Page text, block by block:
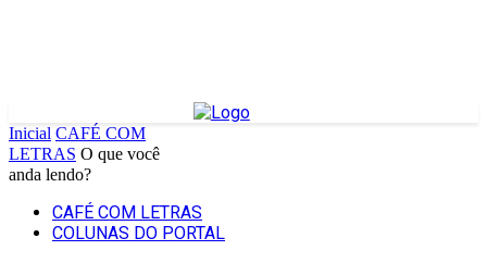
Inicial CAFÉ COM
LETRAS O que você
anda lendo?
CAFÉ COM LETRAS
COLUNAS DO PORTAL